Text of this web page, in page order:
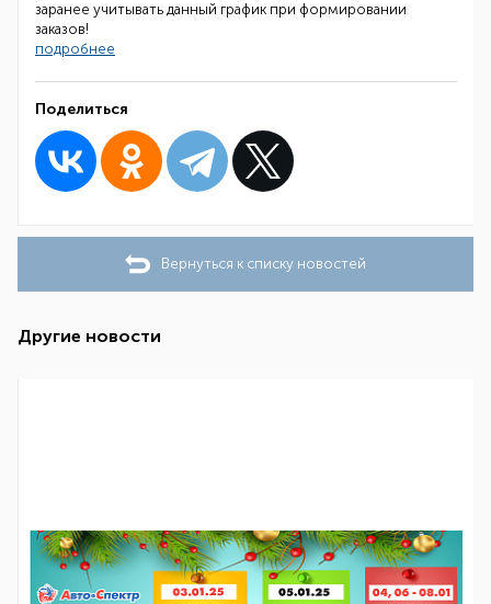
заранее учитывать данный график при формировании
заказов!
подробнее
Поделиться
Вернуться к списку новостей
Другие новости